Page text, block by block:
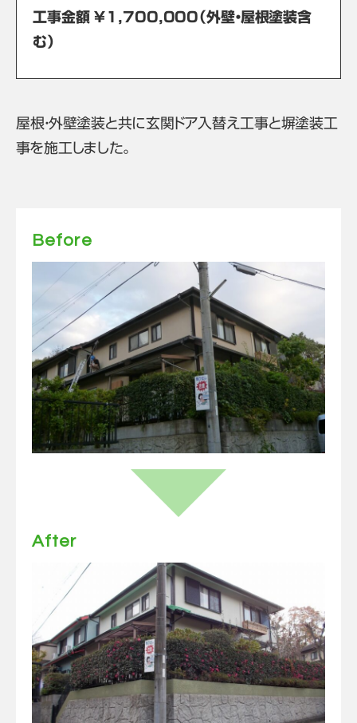
工事金額 ￥1,700,000（外壁・屋根塗装含
む）
屋根・外壁塗装と共に玄関ドア入替え工事と塀塗装工
事を施工しました。
Before
After